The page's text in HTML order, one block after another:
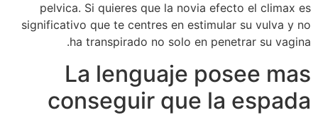
pelvica. Si quieres que la novia efecto el climax es
significativo que te centres en estimular su vulva y no
ha transpirado no solo en penetrar su vagina.
La lenguaje posee mas
conseguir que la espada